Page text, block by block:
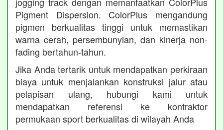
Pigment Dispersion. ColorPlus mengandung
pigmen berkualitas tinggi untuk memastikan
warna cerah, persembunyian, dan kinerja non-
fading bertahun-tahun.
Jika Anda tertarik untuk mendapatkan perkiraan
biaya untuk menjalankan konstruksi jalur atau
pelapisan ulang, hubungi kami untuk
mendapatkan referensi ke kontraktor
permukaan sport berkualitas di wilayah Anda